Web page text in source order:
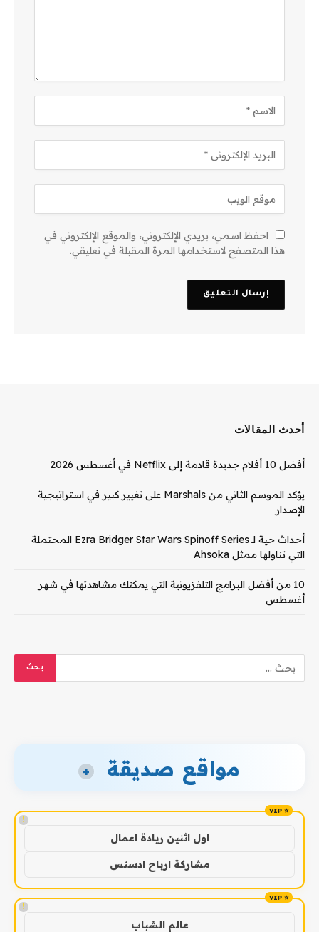
احفظ اسمي، بريدي الإلكتروني، والموقع الإلكتروني في
هذا المتصفح لاستخدامها المرة المقبلة في تعليقي.
أحدث المقالات
أفضل 10 أفلام جديدة قادمة إلى Netflix في أغسطس 2026
يؤكد الموسم الثاني من Marshals على تغيير كبير في استراتيجية
الإصدار
أحداث حية لـ Ezra Bridger Star Wars Spinoff Series المحتملة
التي تناولها ممثل Ahsoka
10 من أفضل البرامج التلفزيونية التي يمكنك مشاهدتها في شهر
أغسطس
مواقع صديقة +
!
اول اثنين ريادة اعمال
مشاركة ارباح ادسنس
!
عالم الشباب